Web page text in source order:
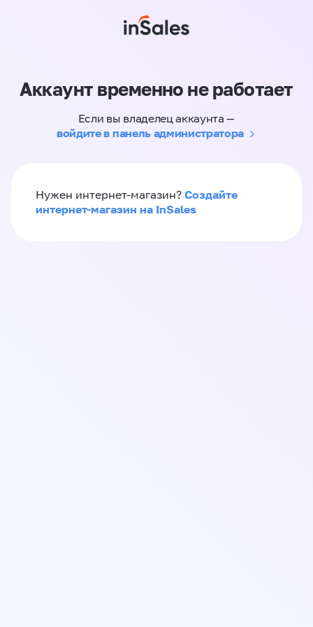
Аккаунт временно не работает
Если вы владелец аккаунта —
войдите в панель администратора
Нужен интернет-магазин? Создайте
интернет-магазин на InSales